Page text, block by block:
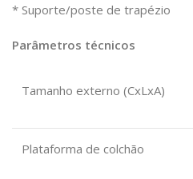
* Suporte/poste de trapézio
Parâmetros técnicos
Tamanho externo (CxLxA)
Plataforma de colchão